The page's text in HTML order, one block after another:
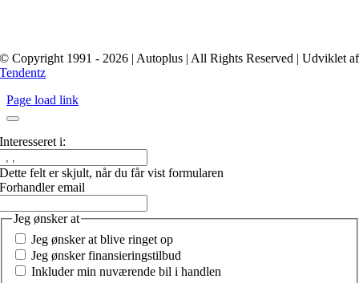
© Copyright 1991 - 2026 | Autoplus | All Rights Reserved | Udviklet af
Tendentz
Page load link
Interesseret i:
Dette felt er skjult, når du får vist formularen
Forhandler email
Jeg ønsker at
Jeg ønsker at blive ringet op
Jeg ønsker finansieringstilbud
Inkluder min nuværende bil i handlen